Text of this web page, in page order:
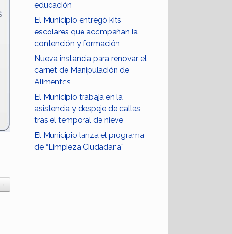
→
educación
El Municipio entregó kits
escolares que acompañan la
contención y formación
Nueva instancia para renovar el
carnet de Manipulación de
Alimentos
El Municipio trabaja en la
asistencia y despeje de calles
tras el temporal de nieve
El Municipio lanza el programa
de “Limpieza Ciudadana”